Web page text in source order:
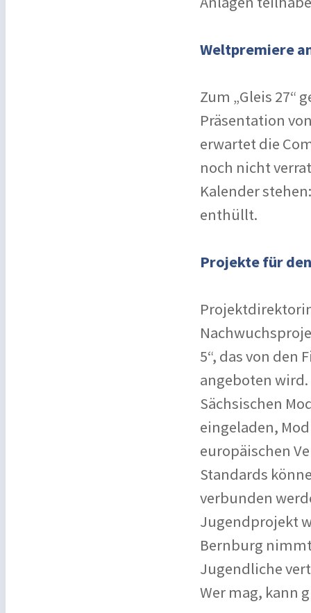
Weltpremiere
Zum „Gleis 27“
Präsentation
erwartet die
noch nicht
Kalender
enthüllt.
Projekte für
5“, das von den
angeboten wird.
Sächsischen
eingeladen,
europäischen
Standards
verbunden
Jugendprojekt
Bernburg
Jugendliche
Wer mag, kann